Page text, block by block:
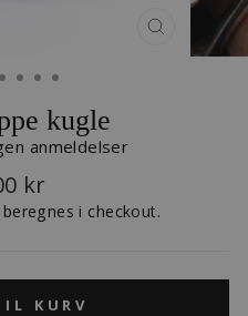
(ESC)
kugle
anmeldelser
kr
beregnes i checkout.
KURV